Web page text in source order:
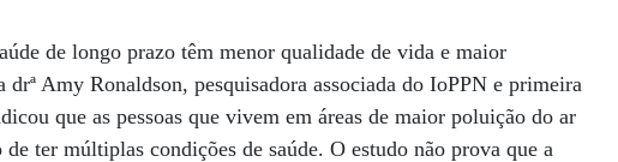
de longo prazo têm menor qualidade de vida e maior
drª Amy Ronaldson, pesquisadora associada do IoPPN e primeira
que as pessoas que vivem em áreas de maior poluição do ar
ter múltiplas condições de saúde. O estudo não prova que a